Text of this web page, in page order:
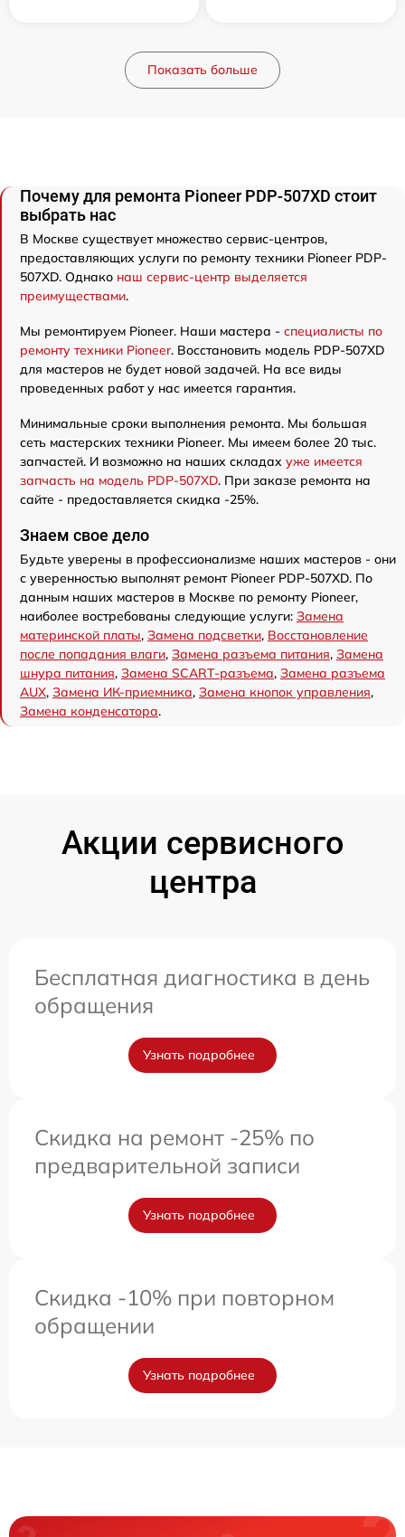
Показать больше
Почему для ремонта Pioneer PDP-507XD стоит
выбрать нас
В Москве существует множество сервис-центров,
предоставляющих услуги по ремонту техники Pioneer PDP-
507XD. Однако наш сервис-центр выделяется
преимуществами.
Мы ремонтируем Pioneer. Наши мастера - специалисты по
ремонту техники Pioneer. Восстановить модель PDP-507XD
для мастеров не будет новой задачей. На все виды
проведенных работ у нас имеется гарантия.
Минимальные сроки выполнения ремонта. Мы большая
сеть мастерских техники Pioneer. Мы имеем более 20 тыс.
запчастей. И возможно на наших складах уже имеется
запчасть на модель PDP-507XD. При заказе ремонта на
сайте - предоставляется скидка -25%.
Знаем свое дело
Будьте уверены в профессионализме наших мастеров - они
с уверенностью выполнят ремонт Pioneer PDP-507XD. По
данным наших мастеров в Москве по ремонту Pioneer,
наиболее востребованы следующие услуги: Замена
материнской платы, Замена подсветки, Восстановление
после попадания влаги, Замена разъема питания, Замена
шнура питания, Замена SCART-разъема, Замена разъема
AUX, Замена ИК-приемника, Замена кнопок управления,
Замена конденсатора.
Акции сервисного
центра
Бесплатная диагностика в день
обращения
Узнать подробнее
Скидка на ремонт -25% по
предварительной записи
Узнать подробнее
Скидка -10% при повторном
обращении
Узнать подробнее